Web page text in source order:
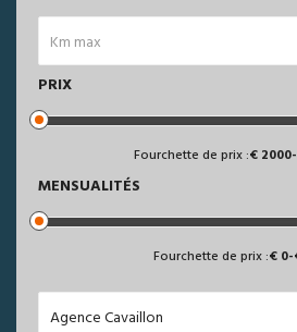
Km max
PRIX
Fourchette de prix : 2000-
MENSUALITÉS
Fourchette de prix : 0-
Agence Cavaillon